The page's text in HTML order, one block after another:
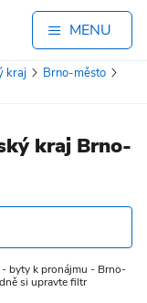
MENU
kraj
Brno-město
kraj Brno-
byty k pronájmu - Brno-
si upravte filtr